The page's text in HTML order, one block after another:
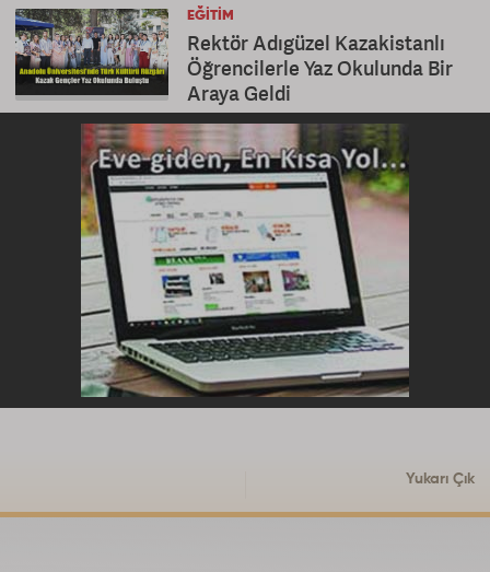
EĞITIM
Rektör Adıgüzel Kazakistanlı
Öğrencilerle Yaz Okulunda Bir
Araya Geldi
Yukarı Çık